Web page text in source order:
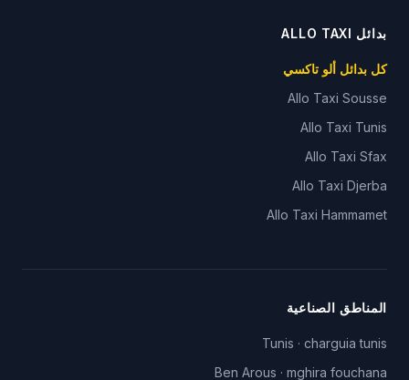
بدائل ALLO TAXI
كل بدائل ألو تاكسي
Allo Taxi Sousse
Allo Taxi Tunis
Allo Taxi Sfax
Allo Taxi Djerba
Allo Taxi Hammamet
المناطق الصناعية
Tunis · charguia tunis
Ben Arous · mghira fouchana